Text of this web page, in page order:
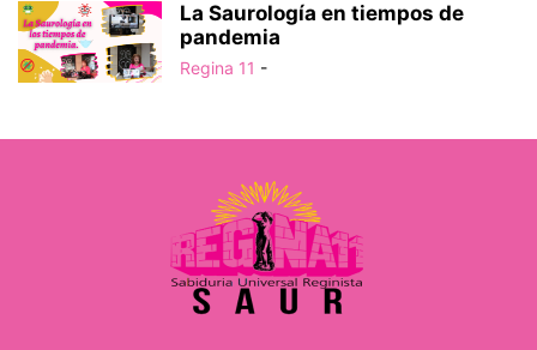
La Saurología en tiempos de
pandemia
Regina 11 -